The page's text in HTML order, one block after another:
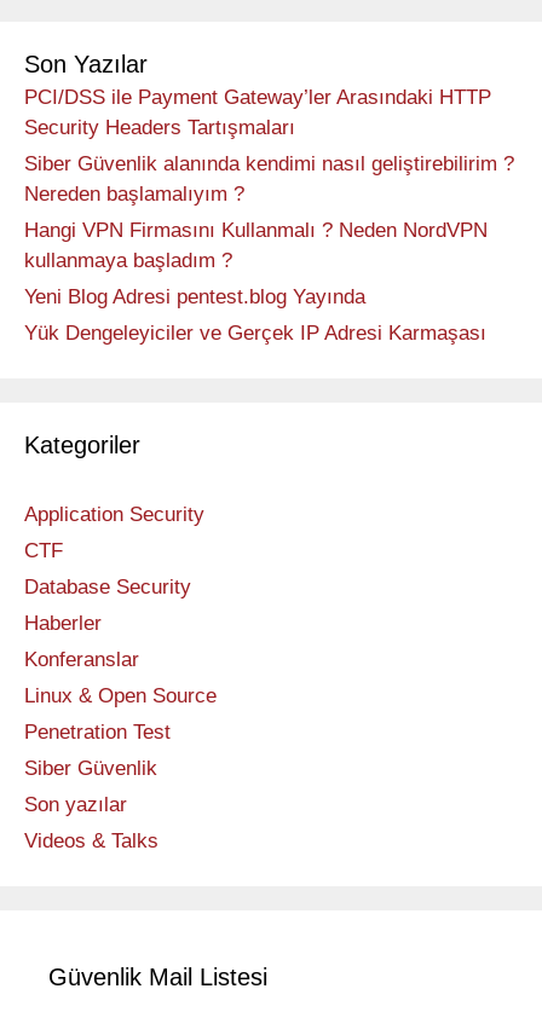
Son Yazılar
PCI/DSS ile Payment Gateway’ler Arasındaki HTTP
Security Headers Tartışmaları
Siber Güvenlik alanında kendimi nasıl geliştirebilirim ?
Nereden başlamalıyım ?
Hangi VPN Firmasını Kullanmalı ? Neden NordVPN
kullanmaya başladım ?
Yeni Blog Adresi pentest.blog Yayında
Yük Dengeleyiciler ve Gerçek IP Adresi Karmaşası
Kategoriler
Application Security
CTF
Database Security
Haberler
Konferanslar
Linux & Open Source
Penetration Test
Siber Güvenlik
Son yazılar
Videos & Talks
Güvenlik Mail Listesi